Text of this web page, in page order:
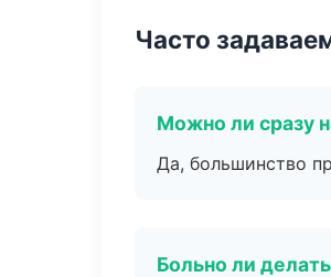
Часто
Можно ли сразу
Да, большинство
Больно ли